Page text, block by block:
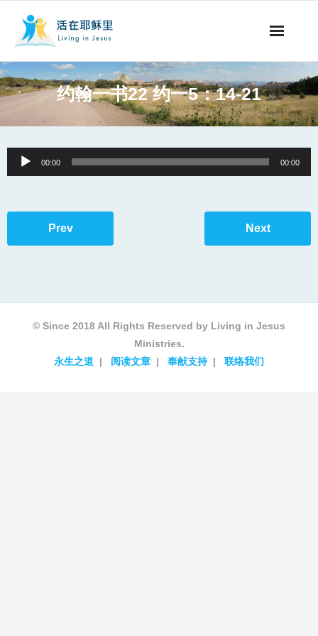
事工概要
阅读文章
约翰一书22 约一5：14-21
Audio
Player
00:00 00:00
Prev Next
© Since 2018 All Rights Reserved by Living in Jesus
Ministries.
永生之道
阅读文章 奉献支持 联络我们